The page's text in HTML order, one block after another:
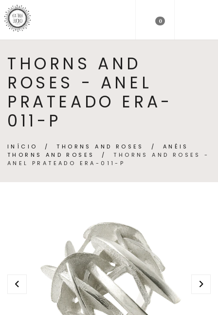
0
THORNS AND
ROSES - ANEL
PRATEADO ERA-
011-P
INÍCIO /THORNS AND ROSES / ANÉIS
THORNS AND ROSES
/THORNS AND ROSES -
ANEL PRATEADO ERA-011-P